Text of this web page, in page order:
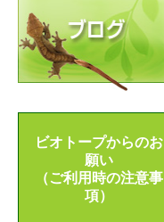
ビオトープからのお
願い
（ご利用時の注意事
項）